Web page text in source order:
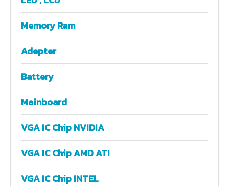
Memory Ram
Adepter
Battery
Mainboard
VGA IC Chip NVIDIA
VGA IC Chip AMD ATI
VGA IC Chip INTEL